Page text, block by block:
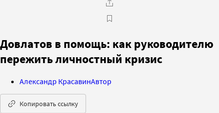
Довлатов в помощь: как руководителю
пережить личностный кризис
Александр КрасавинАвтор
Копировать ссылку